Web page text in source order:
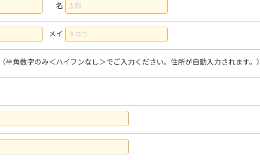
名
メイ
（半角数字のみ＜ハイフンなし＞でご入力ください。住所が自動入力されます。）